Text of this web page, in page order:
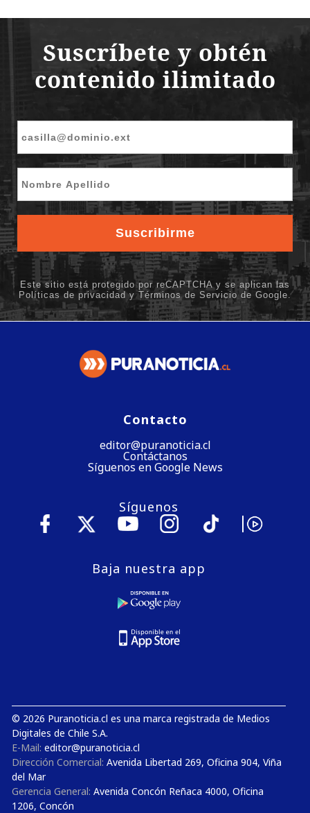
Contacto
editor@puranoticia.cl
Contáctanos
Síguenos en Google News
Síguenos
Baja nuestra app
© 2026 Puranoticia.cl es una marca registrada de Medios
Digitales de Chile S.A.
E-Mail: editor@puranoticia.cl
Dirección Comercial: Avenida Libertad 269, Oficina 904, Viña
del Mar
Gerencia General: Avenida Concón Reñaca 4000, Oficina
1206, Concón